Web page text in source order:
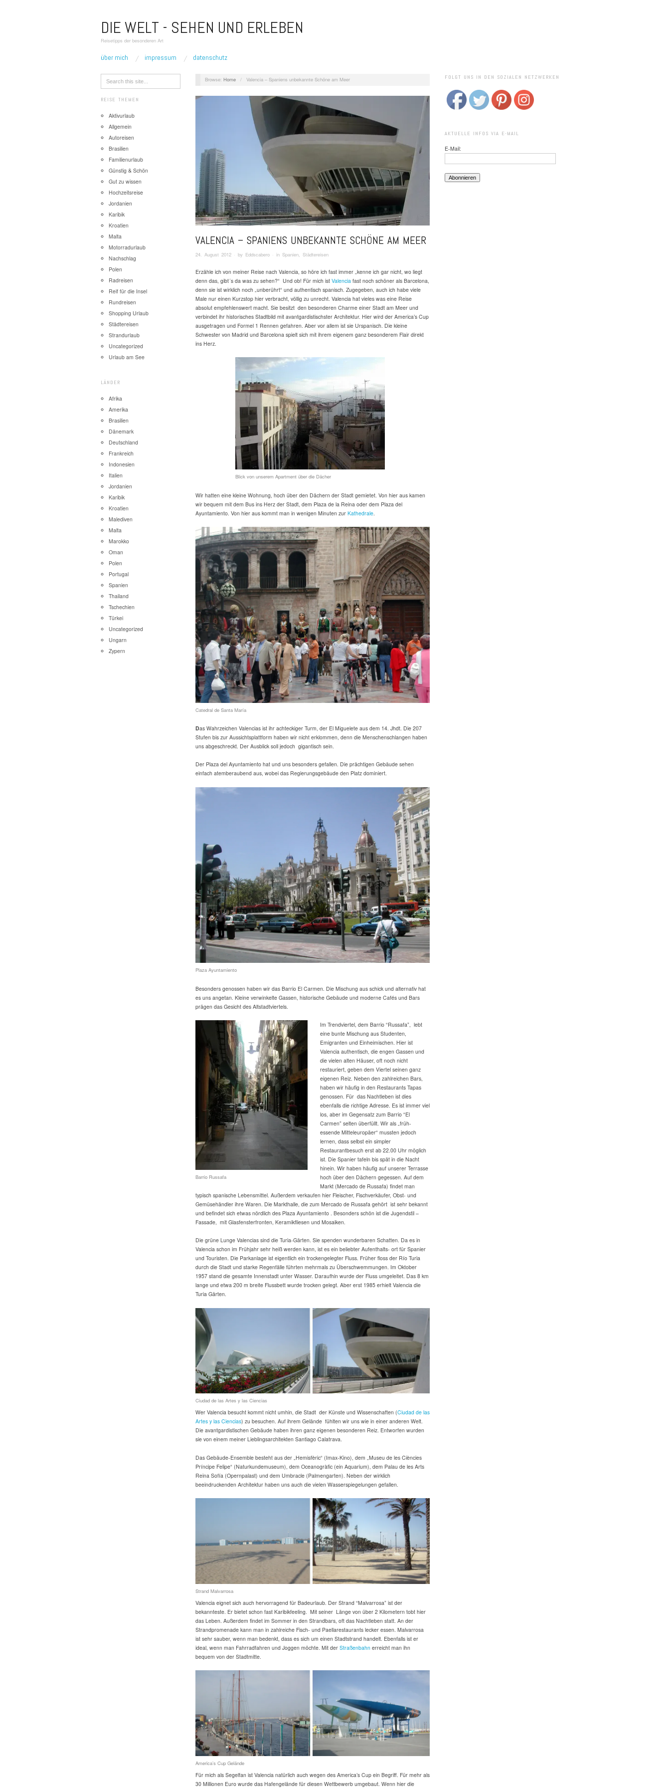
DIE WELT - SEHEN UND ERLEBEN
Reisetipps der besonderen Art
über mich impressum datenschutz
REISE THEMEN
Aktivurlaub
Allgemein
Autoreisen
Brasilien
Familienurlaub
Günstig & Schön
Gut zu wissen
Hochzeitsreise
Jordanien
Karibik
Kroatien
Malta
Motorradurlaub
Nachschlag
Polen
Radreisen
Reif für die Insel
Rundreisen
Shopping Urlaub
Städtereisen
Strandurlaub
Uncategorized
Urlaub am See
LÄNDER
Afrika
Amerika
Brasilien
Dänemark
Deutschland
Frankreich
Indonesien
Italien
Jordanien
Karibik
Kroatien
Malediven
Malta
Marokko
Oman
Polen
Portugal
Spanien
Thailand
Tschechien
Türkei
Uncategorized
Ungarn
Zypern
Browse: Home / Valencia – Spaniens unbekannte Schöne am Meer
VALENCIA – SPANIENS UNBEKANNTE SCHÖNE AM MEER
24. August 2012 · by Eddscabero · in Spanien, Städtereisen
Erzähle ich von meiner Reise nach Valencia, so höre ich fast immer „kenne ich gar nicht, wo liegt
denn das, gibt´s da was zu sehen?“ Und ob! Für mich ist Valencia fast noch schöner als Barcelona,
denn sie ist wirklich noch „unberührt“ und authentisch spanisch. Zugegeben, auch ich habe viele
Male nur einen Kurzstop hier verbracht, völlig zu unrecht. Valencia hat vieles was eine Reise
absolut empfehlenswert macht. Sie besitzt den besonderen Charme einer Stadt am Meer und
verbindet ihr historisches Stadtbild mit avantgardistischster Architektur. Hier wird der America’s Cup
ausgetragen und Formel 1 Rennen gefahren. Aber vor allem ist sie Urspanisch. Die kleine
Schwester von Madrid und Barcelona spielt sich mit ihrem eigenem ganz besonderem Flair direkt
ins Herz.
Blick von unserem Apartment über die Dächer
Wir hatten eine kleine Wohnung, hoch über den Dächern der Stadt gemietet. Von hier aus kamen
wir bequem mit dem Bus ins Herz der Stadt, dem Plaza de la Reina oder dem Plaza del
Ayuntamiento. Von hier aus kommt man in wenigen Minuten zur Kathedrale
Catedral de Santa María
Das Wahrzeichen Valencias ist ihr achteckiger Turm, der El Miguelete aus dem 14. Jhdt. Die 207
Stufen bis zur Aussichtsplattform haben wir nicht erklommen, denn die Menschenschlangen haben
uns abgeschreckt. Der Ausblick soll jedoch gigantisch sein.
Der Plaza del Ayuntamiento hat und uns besonders gefallen. Die prächtigen Gebäude sehen
einfach atemberaubend aus, wobei das Regierungsgebäude den Platz dominiert.
Plaza Ayuntamiento
Besonders genossen haben wir das Barrio El Carmen. Die Mischung aus schick und alternativ hat
es uns angetan. Kleine verwinkelte Gassen, historische Gebäude und moderne Cafés und Bars
prägen das Gesicht des Altstadtviertels.
Barrio Russafa
Im Trendviertel, dem Barrio “Russafa”, lebt
eine bunte Mischung aus Studenten,
Emigranten und Einheimischen. Hier ist
Valencia authentisch, die engen Gassen und
die vielen alten Häuser, oft noch nicht
restauriert, geben dem Viertel seinen ganz
eigenen Reiz. Neben den zahlreichen Bars,
haben wir häufig in den Restaurants Tapas
genossen. Für das Nachtleben ist dies
ebenfalls die richtige Adresse. Es ist immer viel
los, aber im Gegensatz zum Barrio “El
Carmen” selten überfüllt. Wir als „früh-
essende Mitteleuropäer“ mussten jedoch
lernen, dass selbst ein simpler
Restaurantbesuch erst ab 22.00 Uhr möglich
ist. Die Spanier tafeln bis spät in die Nacht
hinein. Wir haben häufig auf unserer Terrasse
hoch über den Dächern gegessen. Auf dem
Markt (Mercado de Russafa) findet man
typisch spanische Lebensmittel. Außerdem verkaufen hier Fleischer, Fischverkäufer, Obst- und
Gemüsehändler ihre Waren. Die Markthalle, die zum Mercado de Russafa gehört ist sehr bekannt
und befindet sich etwas nördlich des Plaza Ayuntamiento . Besonders schön ist die Jugendstil –
Fassade, mit Glasfensterfronten, Keramikfliesen und Mosaiken.
Die grüne Lunge Valencias sind die Turia-Gärten. Sie spenden wunderbaren Schatten. Da es in
Valencia schon im Frühjahr sehr heiß werden kann, ist es ein beliebter Aufenthalts- ort für Spanier
und Touristen. Die Parkanlage ist eigentlich ein trockengelegter Fluss. Früher floss der Río Turia
durch die Stadt und starke Regenfälle führten mehrmals zu Überschwemmungen. Im Oktober
1957 stand die gesamte Innenstadt unter Wasser. Daraufhin wurde der Fluss umgeleitet. Das 8 km
lange und etwa 200 m breite Flussbett wurde trocken gelegt. Aber erst 1985 erhielt Valencia die
Turia Gärten.
Ciudad de las Artes y las Ciencias
Wer Valencia besucht kommt nicht umhin, die Stadt der Künste und Wissenschaften (Ciudad de las
Artes y las Ciencias) zu besuchen. Auf ihrem Gelände fühlten wir uns wie in einer anderen Welt.
Die avantgardistischen Gebäude haben ihren ganz eigenen besonderen Reiz. Entworfen wurden
sie von einem meiner Lieblingsarchitekten Santiago Calatrava.
Das Gebäude-Ensemble besteht aus der „Hemisfèric“ (Imax-Kino), dem „Museu de les Ciències
Príncipe Felipe“ (Naturkundemuseum), dem Oceanogràfic (ein Aquarium), dem Palau de les Arts
Reina Sofía (Opernpalast) und dem Umbracle (Palmengarten). Neben der wirklich
beeindruckenden Architektur haben uns auch die vielen Wasserspiegelungen gefallen.
Strand Malvarrosa
Valencia eignet sich auch hervorragend für Badeurlaub. Der Strand “Malvarrosa” ist der
bekannteste. Er bietet schon fast Karibikfeeling. Mit seiner Länge von über 2 Kilometern tobt hier
das Leben. Außerdem findet im Sommer in den Strandbars, oft das Nachtleben statt. An der
Strandpromenade kann man in zahlreiche Fisch- und Paellarestaurants lecker essen. Malvarrosa
ist sehr sauber, wenn man bedenkt, dass es sich um einen Stadtstrand handelt. Ebenfalls ist er
ideal, wenn man Fahrradfahren und Joggen möchte. Mit der Straßenbahn erreicht man ihn
bequem von der Stadtmitte.
America’s Cup Gelände
Für mich als Segelfan ist Valencia natürlich auch wegen des America’s Cup ein Begriff. Für mehr als
30 Millionen Euro wurde das Hafengelände für diesen Wettbewerb umgebaut. Wenn hier die
FOLGT UNS IN DEN SOZIALEN NETZWERKEN
AKTUELLE INFOS VIA E-MAIL
E-Mail: